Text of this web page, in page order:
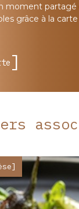
moment
grâce à la